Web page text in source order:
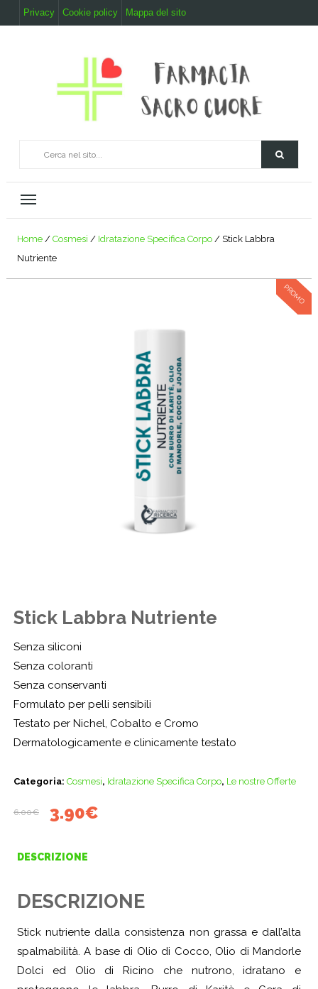
Privacy Cookie policy Mappa del sito
Home / Cosmesi / Idratazione Specifica Corpo / Stick Labbra
Nutriente
PROMO
Stick Labbra Nutriente
Senza siliconi
Senza coloranti
Senza conservanti
Formulato per pelli sensibili
Testato per Nichel, Cobalto e Cromo
Dermatologicamente e clinicamente testato
Categoria: Cosmesi, Idratazione Specifica Corpo, Le nostre Offerte
6.00€
Il
originale
3.90€
DESCRIZIONE
DESCRIZIONE
Stick nutriente dalla consistenza non grassa e dall’alta
spalmabilità. A base di Olio di Cocco, Olio di Mandorle
Dolci ed Olio di Ricino che nutrono, idratano e